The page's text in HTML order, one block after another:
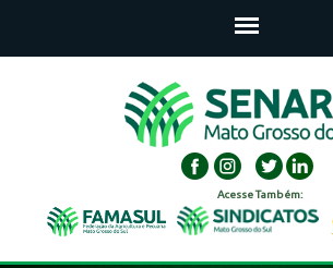
Acesse Também: